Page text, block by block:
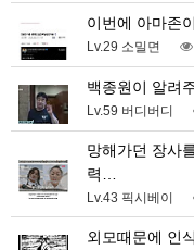
이번에 아마존
Lv.29 소밀면
백종원이 알려
Lv.59 버디버디
망해가던 장사
력…
Lv.43 픽시베이
외모때문에 인